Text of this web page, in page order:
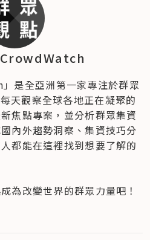
是全亞洲第一家專注於群眾
天觀察全球各地正在凝聚的
焦點專案，並分析群眾集資
內外趨勢洞察、集資技巧分
都能在這裡找到想要了解的
為改變世界的群眾力量吧！